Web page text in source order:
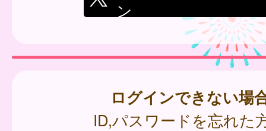
ン
ログインできない場
ID,パスワードを忘れた